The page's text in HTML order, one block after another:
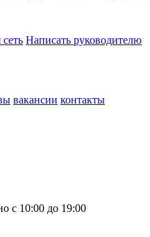
Написать руководителю
вакансии контакты
с 10:00 до 19:00